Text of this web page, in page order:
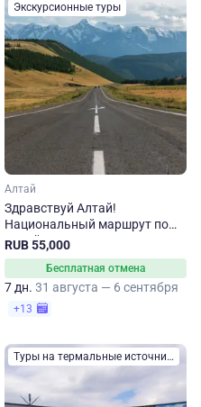
Экскурсионные туры
Алтай
Здравствуй Алтай!
Национальный маршрут по
Алтайскому краю
RUB 55,000
Бесплатная отмена
7 дн. 31 августа — 6 сентября
+13
Туры на термальные источники